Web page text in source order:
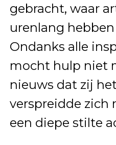
gebracht, waar
urenlang
Ondanks alle
mocht hulp niet
nieuws dat zij
verspreidde zich
een diepe stilte